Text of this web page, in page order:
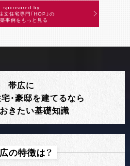
sponsored by
文住宅専門「HOP」の
事例をもっと見る
帯広に
・豪邸を建てるなら
きたい基礎知識
の特徴は？